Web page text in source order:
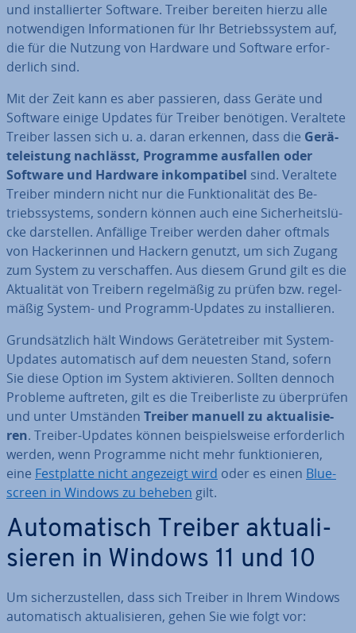
und in­stal­lier­ter Software. Treiber bereiten hierzu alle
not­wen­di­gen In­for­ma­tio­nen für Ihr Be­triebs­sys­tem auf,
die für die Nutzung von Hardware und Software er­for­
der­lich sind.
Mit der Zeit kann es aber passieren, dass Geräte und
Software einige Updates für Treiber benötigen. Veraltete
Treiber lassen sich u. a. daran erkennen, dass die Ge­rä­
te­leis­tung nachlässt, Programme ausfallen oder
Software und Hardware in­kom­pa­ti­bel sind. Veraltete
Treiber mindern nicht nur die Funk­tio­na­li­tät des Be­
triebs­sys­tems, sondern können auch eine Si­cher­heits­lü­
cke dar­stel­len. Anfällige Treiber werden daher oftmals
von Ha­cke­rin­nen und Hackern genutzt, um sich Zugang
zum System zu ver­schaf­fen. Aus diesem Grund gilt es die
Ak­tua­li­tät von Treibern re­gel­mä­ßig zu prüfen bzw. re­gel­
mä­ßig System- und Programm-Updates zu in­stal­lie­ren.
Grund­sätz­lich hält Windows Ge­rä­te­trei­ber mit System-
Updates au­to­ma­tisch auf dem neuesten Stand, sofern
Sie diese Option im System ak­ti­vie­ren. Sollten dennoch
Probleme auftreten, gilt es die Trei­ber­lis­te zu über­prü­fen
und unter Umständen Treiber manuell zu ak­tua­li­sie­
ren. Treiber-Updates können bei­spiels­wei­se er­for­der­lich
werden, wenn Programme nicht mehr funk­tio­nie­ren,
eine Fest­plat­te nicht angezeigt wird oder es einen Blue­
screen in Windows zu beheben gilt.
Au­to­ma­tisch Treiber ak­tua­li­
sie­ren in Windows 11 und 10
Um si­cher­zu­stel­len, dass sich Treiber in Ihrem Windows
au­to­ma­tisch ak­tua­li­sie­ren, gehen Sie wie folgt vor: